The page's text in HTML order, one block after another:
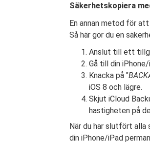
Säkerhetskopiera
En annan metod för
Så här gör du en
Anslut till ett
Gå till din
Knacka på "
iOS 8 och lägre.
Skjut iCloud
hastigheten på
När du har slutfört alla
din iPhone/iPad